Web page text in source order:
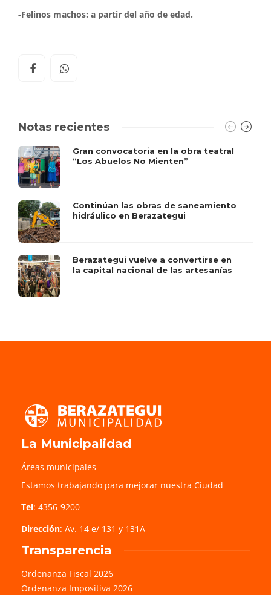
-Felinos machos: a partir del año de edad.
Notas recientes
Gran convocatoria en la obra teatral
“Los Abuelos No Mienten”
Continúan las obras de saneamiento
hidráulico en Berazategui
Berazategui vuelve a convertirse en
la capital nacional de las artesanías
La Municipalidad
Áreas municipales
Estamos trabajando para mejorar nuestra Ciudad
Tel: 4356-9200
Dirección: Av. 14 e/ 131 y 131A
Transparencia
Ordenanza Fiscal 2026
Ordenanza Impositiva 2026